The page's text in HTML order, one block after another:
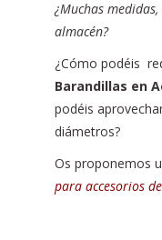
¿Muchas
almacén?
¿Cómo podéis
Barandillas en
podéis
diámetros?
Os proponemos
para accesorios de